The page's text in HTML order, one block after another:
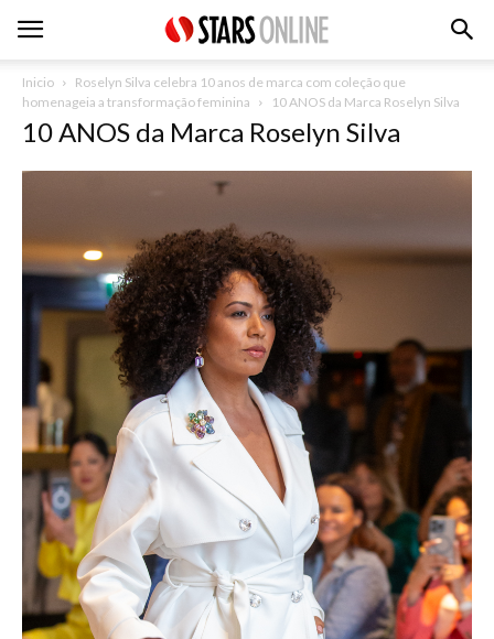
Inicio
Roselyn Silva celebra 10 anos de marca com coleção que
homenageia a transformação feminina
10 ANOS da Marca Roselyn Silva
10 ANOS da Marca Roselyn Silva